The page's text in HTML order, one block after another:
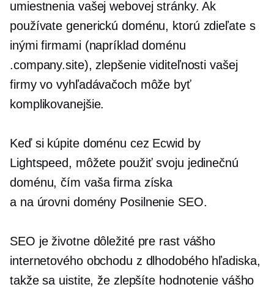
umiestnenia vašej webovej stránky. Ak
používate generickú doménu, ktorú zdieľate s
inými firmami (napríklad doménu
.company.site), zlepšenie viditeľnosti vašej
firmy vo vyhľadávačoch môže byť
komplikovanejšie.
Keď si kúpite doménu cez Ecwid by
Lightspeed, môžete použiť svoju jedinečnú
doménu, čím vaša firma získa
a na úrovni domény Posilnenie SEO.
SEO je životne dôležité pre rast vášho
internetového obchodu z dlhodobého hľadiska,
takže sa uistite, že zlepšíte hodnotenie vášho